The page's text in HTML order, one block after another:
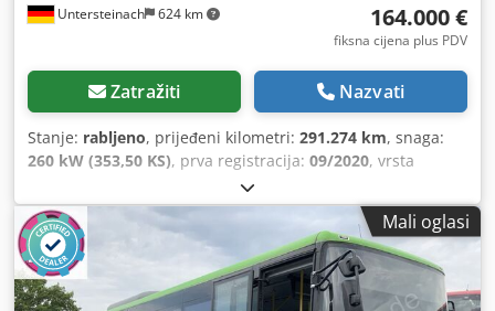
Untersteinach 624 km 164.000 €
fiksna cijena plus PDV
Zatražiti Nazvati
Stanje: rabljeno, prijeđeni kilometri: 291.274 km, snaga:
260 kW (353,50 KS), prva registracija: 09/2020, vrsta
, vrsta prijenosa:drugo
6, boja:bijela, kočnice:retarder, ukupna duljina:12.330
mm, ukupna širina:3.350 mm , ukupna visina: 2.550 mm,
Godina proizvodnje:
2020, Oprema:ABS, elektronički
program stabilnosti (ESP), klima uređaj, maglenke, servo
upravljač
Mali oglasi